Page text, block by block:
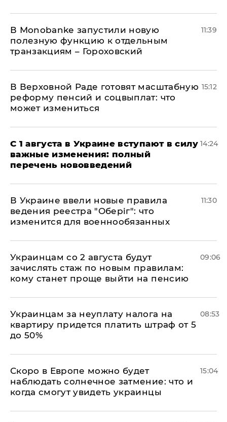
В Мonobankе запустили новую
полезную функцию к отдельным
транзакциям – Гороховский
11:39
В Верховной Раде готовят масштабную
реформу пенсий и соцвыплат: что
может измениться
15:12
С 1 августа в Украине вступают в силу
важные изменения: полный
перечень нововведений
14:24
В Украине ввели новые правила
ведения реестра "Оберіг": что
изменится для военнообязанных
11:30
Украинцам со 2 августа будут
зачислять стаж по новым правилам:
кому станет проще выйти на пенсию
09:06
Украинцам за неуплату налога на
квартиру придется платить штраф от 5
до 50%
08:53
Скоро в Европе можно будет
наблюдать солнечное затмение: что и
когда смогут увидеть украинцы
15:04